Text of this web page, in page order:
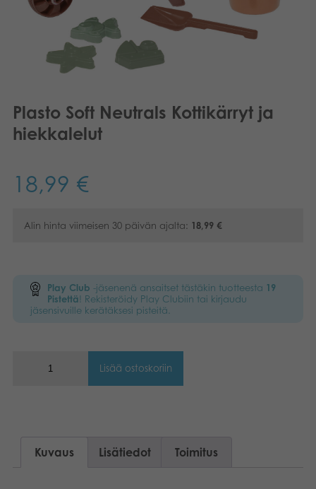
Kirjat
Arkistoidut tuotteet
Sovellukset
Suomi
English
Français
Polski
Plasto Soft Neutrals Kottikärryt ja
hiekkalelut
18,99 €
Alin hinta viimeisen 30 päivän ajalta: 18,99 €
Play Club -jäsenenä ansaitset tästäkin tuotteesta 19
Pistettä! Rekisteröidy Play Clubiin tai kirjaudu
jäsensivuille kerätäksesi pisteitä.
Lisää ostoskoriin
Kuvaus Lisätiedot Toimitus